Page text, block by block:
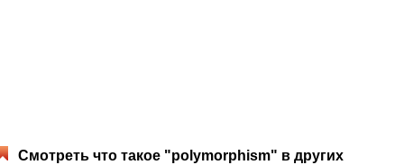
Смотреть что такое "polymorphism" в других